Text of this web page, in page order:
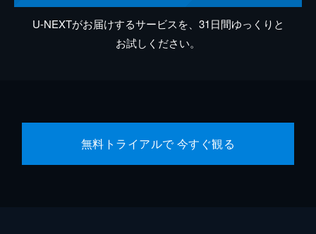
U-NEXTがお届けするサービスを、31日間ゆっくりと
お試しください。
無料トライアルで 今すぐ観る